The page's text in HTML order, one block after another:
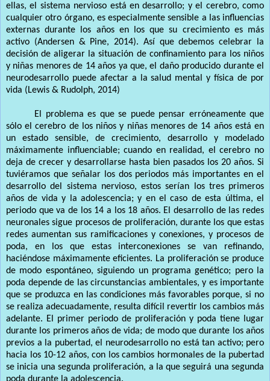
ellas, el sistema nervioso está en desarrollo; y el cerebro, como
cualquier otro órgano, es especialmente sensible a las influencias
externas durante los años en los que su crecimiento es más
activo (Andersen & Pine, 2014). Así que debemos celebrar la
decisión de aligerar la situación de confinamiento para los niños
y niñas menores de 14 años ya que, el daño producido durante el
neurodesarrollo puede afectar a la salud mental y física de por
vida (Lewis & Rudolph, 2014)
El problema es que se puede pensar erróneamente que
sólo el cerebro de los niños y niñas menores de 14 años está en
un estado sensible, de crecimiento, desarrollo y modelado
máximamente influenciable; cuando en realidad, el cerebro no
deja de crecer y desarrollarse hasta bien pasados los 20 años. Si
tuviéramos que señalar los dos periodos más importantes en el
desarrollo del sistema nervioso, estos serían los tres primeros
años de vida y la adolescencia; y en el caso de esta última, el
periodo que va de los 14 a los 18 años. El desarrollo de las redes
neuronales sigue procesos de proliferación, durante los que estas
redes aumentan sus ramificaciones y conexiones, y procesos de
poda, en los que estas interconexiones se van refinando,
haciéndose máximamente eficientes. La proliferación se produce
de modo espontáneo, siguiendo un programa genético; pero la
poda depende de las circunstancias ambientales, y es importante
que se produzca en las condiciones más favorables porque, si no
se realiza adecuadamente, resulta difícil revertir los cambios más
adelante. El primer periodo de proliferación y poda tiene lugar
durante los primeros años de vida; de modo que durante los años
previos a la pubertad, el neurodesarrollo no está tan activo; pero
hacia los 10-12 años, con los cambios hormonales de la pubertad
se inicia una segunda proliferación, a la que seguirá una segunda